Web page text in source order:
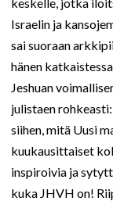
Israelin ja
sai suoraan
hänen
Jeshuan
julistaen
siihen, mitä Uusi
kuukausittaiset
inspiroivia ja
kuka JHVH on!